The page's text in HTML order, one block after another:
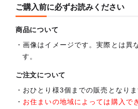
ご購入前に必ずお読みください
商品について
画像はイメージです。実際とは異
す。
ご注文について
おひとり様3個までの販売となりま
お住まいの地域によっては購入で